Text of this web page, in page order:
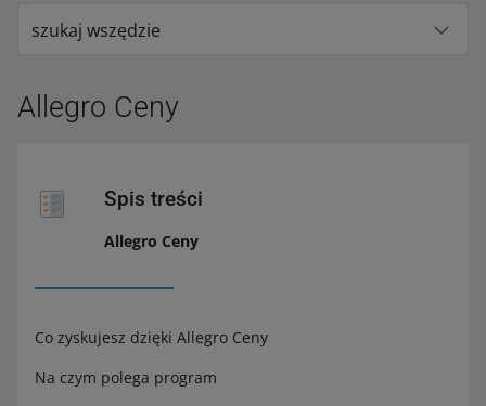
szukaj wszędzie
Allegro Ceny
Spis treści
Allegro Ceny
Co zyskujesz dzięki Allegro Ceny
Na czym polega program